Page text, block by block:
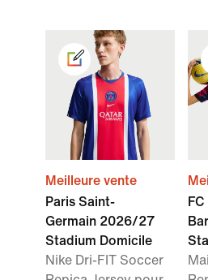
Meilleure vente
Paris Saint-
Germain 2026/27
Stadium Domicile
Nike Dri-FIT Soccer
FC